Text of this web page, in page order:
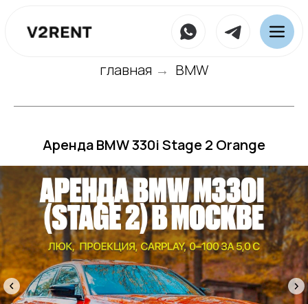
главная → BMW
Аренда BMW 330i Stаgе 2 Orange